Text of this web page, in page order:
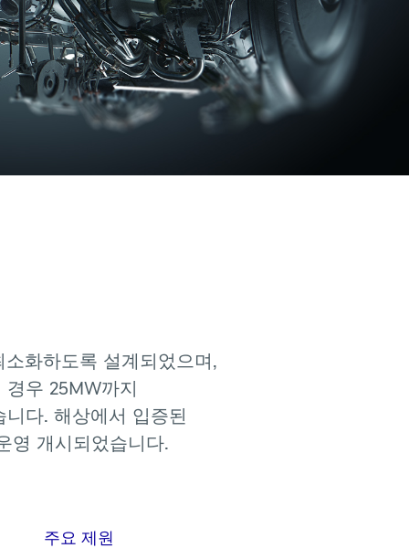
소화하도록 설계되었으며,
경우 25MW까지
니다. 해상에서 입증된
영 개시되었습니다.
주요 제원